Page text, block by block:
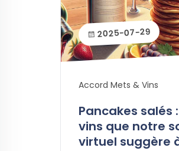
2025-07-29
Accord Mets & Vins
Pancakes salés
vins que notre
virtuel suggère